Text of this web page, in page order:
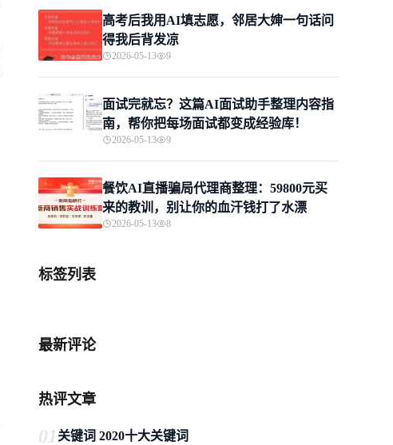
高考后我用AI填志愿，邻居大婶一句话问
得我后背发凉
2026-05-13 9
面试完就忘？这篇AI面试助手整理内容指
南，帮你把每场面试都变成经验库！
2026-05-13 9
餐饮AI直播骗局代理商整理：59800元买
来的教训，别让你的血汗钱打了水漂
2026-05-13 8
标签列表
最新评论
热评文章
01关键词 2020十大关键词